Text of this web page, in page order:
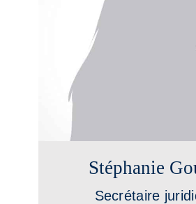
Stéphanie
Secrétaire